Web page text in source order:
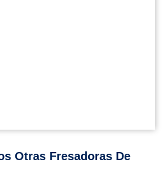
Otras Fresadoras De